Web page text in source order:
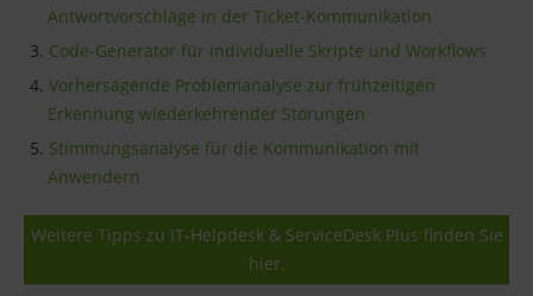
Antwortvorschläge in der Ticket-Kommunikation
Code-Generator für individuelle Skripte und Workflows
Vorhersagende Problemanalyse zur frühzeitigen
Erkennung wiederkehrender Störungen
Stimmungsanalyse für die Kommunikation mit
Anwendern
Weitere Tipps zu IT-Helpdesk & ServiceDesk Plus finden Sie
hier.